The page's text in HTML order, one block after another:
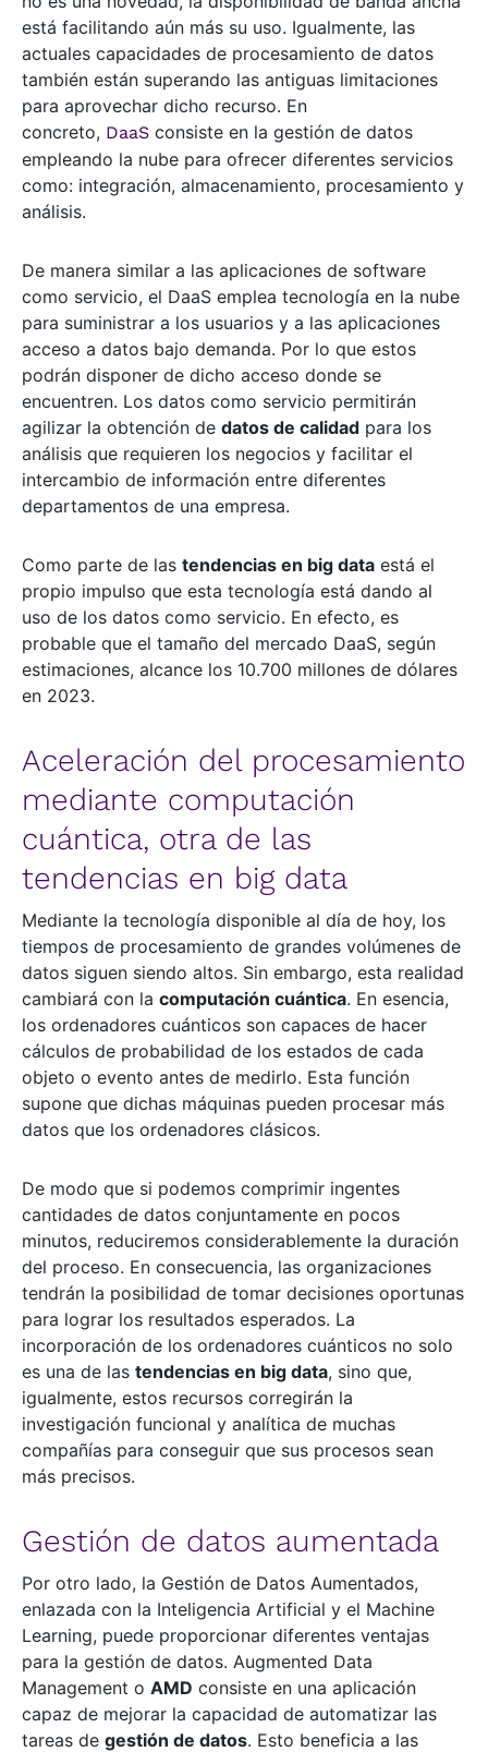
está facilitando aún más su uso. Igualmente, las
actuales capacidades de procesamiento de datos
también están superando las antiguas limitaciones
para aprovechar dicho recurso. En
concreto, DaaS consiste en la gestión de datos
empleando la nube para ofrecer diferentes servicios
como: integración, almacenamiento, procesamiento y
análisis.
De manera similar a las aplicaciones de software
como servicio, el DaaS emplea tecnología en la nube
para suministrar a los usuarios y a las aplicaciones
acceso a datos bajo demanda. Por lo que estos
podrán disponer de dicho acceso donde se
encuentren. Los datos como servicio permitirán
agilizar la obtención de datos de calidad para los
análisis que requieren los negocios y facilitar el
intercambio de información entre diferentes
departamentos de una empresa.
Como parte de las tendencias en big data está el
propio impulso que esta tecnología está dando al
uso de los datos como servicio. En efecto, es
probable que el tamaño del mercado DaaS, según
estimaciones, alcance los 10.700 millones de dólares
en 2023.
Aceleración del procesamiento
mediante computación
cuántica, otra de las
tendencias en big data
Mediante la tecnología disponible al día de hoy, los
tiempos de procesamiento de grandes volúmenes de
datos siguen siendo altos. Sin embargo, esta realidad
cambiará con la computación cuántica. En esencia,
los ordenadores cuánticos son capaces de hacer
cálculos de probabilidad de los estados de cada
objeto o evento antes de medirlo. Esta función
supone que dichas máquinas pueden procesar más
datos que los ordenadores clásicos.
De modo que si podemos comprimir ingentes
cantidades de datos conjuntamente en pocos
minutos, reduciremos considerablemente la duración
del proceso. En consecuencia, las organizaciones
tendrán la posibilidad de tomar decisiones oportunas
para lograr los resultados esperados. La
incorporación de los ordenadores cuánticos no solo
es una de las tendencias en big data, sino que,
igualmente, estos recursos corregirán la
investigación funcional y analítica de muchas
compañías para conseguir que sus procesos sean
más precisos.
Gestión de datos aumentada
Por otro lado, la Gestión de Datos Aumentados,
enlazada con la Inteligencia Artificial y el Machine
Learning, puede proporcionar diferentes ventajas
para la gestión de datos. Augmented Data
Management o AMD consiste en una aplicación
capaz de mejorar la capacidad de automatizar las
tareas de gestión de datos. Esto beneficia a las